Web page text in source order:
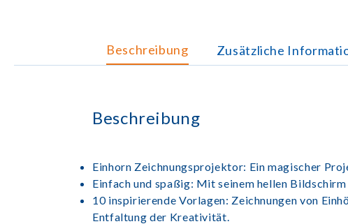
Beschreibung Zusätzliche
Beschreibung
Einhorn Zeichnungsprojektor: Ein magischer
Einfach und spaßig: Mit seinem hellen
10 inspirierende Vorlagen: Zeichnungen von
Entfaltung der Kreativität.